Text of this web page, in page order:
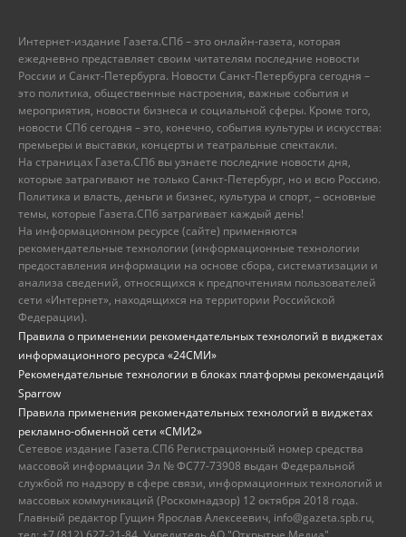
Интернет-издание Газета.СПб – это онлайн-газета, которая
ежедневно представляет своим читателям последние новости
России и Санкт-Петербурга. Новости Санкт-Петербурга сегодня –
это политика, общественные настроения, важные события и
мероприятия, новости бизнеса и социальной сферы. Кроме того,
новости СПб сегодня – это, конечно, события культуры и искусства:
премьеры и выставки, концерты и театральные спектакли.
На страницах Газета.СПб вы узнаете последние новости дня,
которые затрагивают не только Санкт-Петербург, но и всю Россию.
Политика и власть, деньги и бизнес, культура и спорт, – основные
темы, которые Газета.СПб затрагивает каждый день!
На информационном ресурсе (сайте) применяются
рекомендательные технологии (информационные технологии
предоставления информации на основе сбора, систематизации и
анализа сведений, относящихся к предпочтениям пользователей
сети «Интернет», находящихся на территории Российской
Федерации).
Правила о применении рекомендательных технологий в виджетах
информационного ресурса «24СМИ»
Рекомендательные технологии в блоках платформы рекомендаций
Sparrow
Правила применения рекомендательных технологий в виджетах
рекламно-обменной сети «СМИ2»
Сетевое издание Газета.СПб Регистрационный номер средства
массовой информации Эл № ФС77-73908 выдан Федеральной
службой по надзору в сфере связи, информационных технологий и
массовых коммуникаций (Роскомнадзор) 12 октября 2018 года.
Главный редактор Гущин Ярослав Алексеевич, info@gazeta.spb.ru,